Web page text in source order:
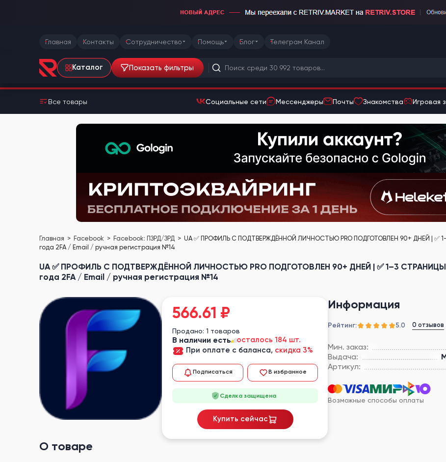
Главная Контакты Сотрудничество Помощь Блог Телеграм Канал
Каталог Показать фильтры
Все товары Социальные сети Мессенджеры Почты Знакомства Игровая
Главная Facebook Facebook: ПЗРД/ЗРД
UA ✅ ПРОФИЛЬ С ПОДТВЕРЖДЁННОЙ ЛИЧНОСТЬЮ PRO ПОДГОТОВЛЕН 90+ ДНЕЙ | ✅
года 2FA / Email / ручная регистрация №14
UA ✅ ПРОФИЛЬ С ПОДТВЕРЖДЁННОЙ ЛИЧНОСТЬЮ PRO ПОДГОТОВЛЕН 90+ ДНЕЙ | ✅ 1–3 СТРАНИЦЫ
года 2FA / Email / ручная регистрация №14
Информация
Рейтинг: 5.0 0 отзывов
Мин. заказ:
Выдача:
Артикул:
Возможные способы оплаты
О товаре
566.61 ₽
Продано: 1 товаров
В наличии есть
осталось 184 шт.
При оплате с баланса, скидка 3%
Подписаться В избранное
Сделка защищена
Купить сейчас